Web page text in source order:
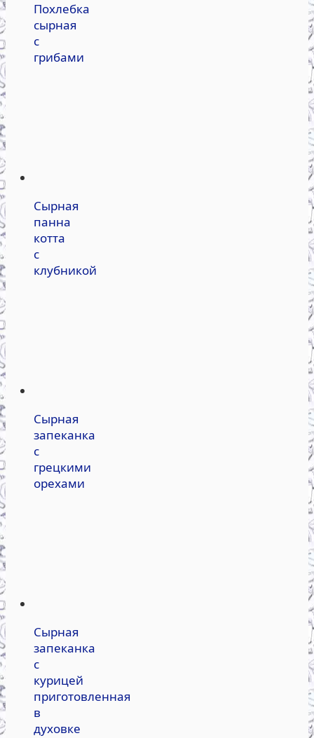
Похлебка
сырная
с
грибами
Сырная
панна
котта
с
клубникой
Сырная
запеканка
с
грецкими
орехами
Сырная
запеканка
с
курицей
приготовленная
в
духовке